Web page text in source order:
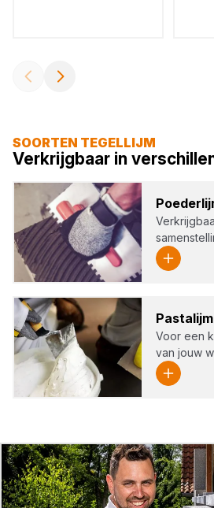
SOORTEN TEGELLIJM
Verkrijgbaar in
Pas­ta­lijm
Voor een
van jouw